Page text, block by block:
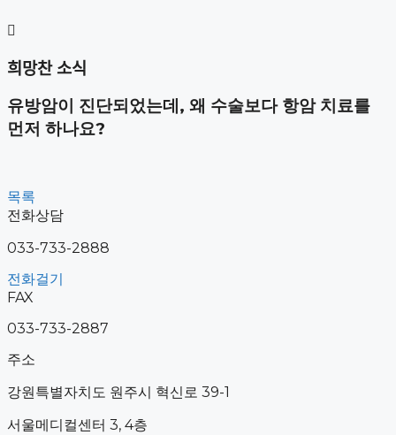
텐
로
너
뛰
희망찬 소식
유방암이 진단되었는데, 왜 수술보다 항암 치료를
먼저 하나요?
목록
전화상담
033-733-2888
전화걸기
FAX
033-733-2887
주소
강원특별자치도 원주시 혁신로 39-1
서울메디컬센터 3, 4층